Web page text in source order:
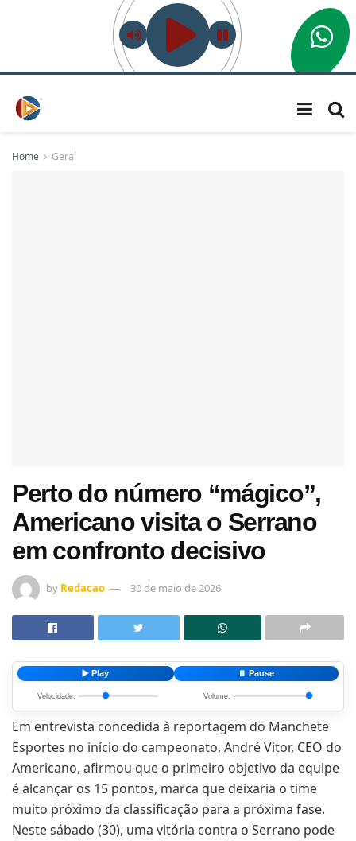
Home Geral
Perto do número “mágico”,
Americano visita o Serrano
em confronto decisivo
by Redacao 30 de maio de 2026
▶️ Play ⏸️ Pause
Velocidade: Volume:
Em entrevista concedida à reportagem do Manchete
Esportes no início do campeonato, André Vitor, CEO do
Americano, afirmou que o primeiro objetivo da equipe
é alcançar os 15 pontos, marca que deixaria o time
muito próximo da classificação para a próxima fase.
Neste sábado (30), uma vitória contra o Serrano pode